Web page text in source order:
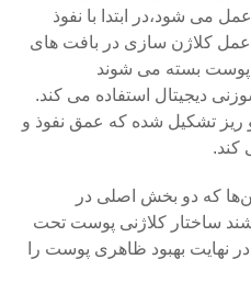
شود،در ابتدا با نفوذ
عمل کلاژن سازی در بافت های
پوست بسته می شوند
دیجیتال استفاده می کند.
تشکیل شده که عمق نفوذ و
کند.
که دو بخش اصلی در
ساختار کلاژنی پوست تحت
نهایت بهبود ظاهری پوست را